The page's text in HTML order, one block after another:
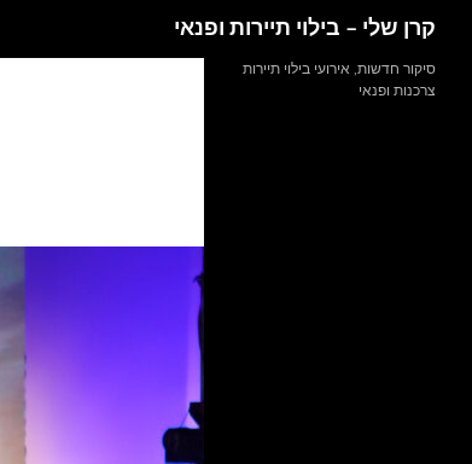
לדלג
לתוכן
קרן שלי – בילוי תיירות ופנאי
סיקור חדשות, אירועי בילוי תיירות
צרכנות ופנאי